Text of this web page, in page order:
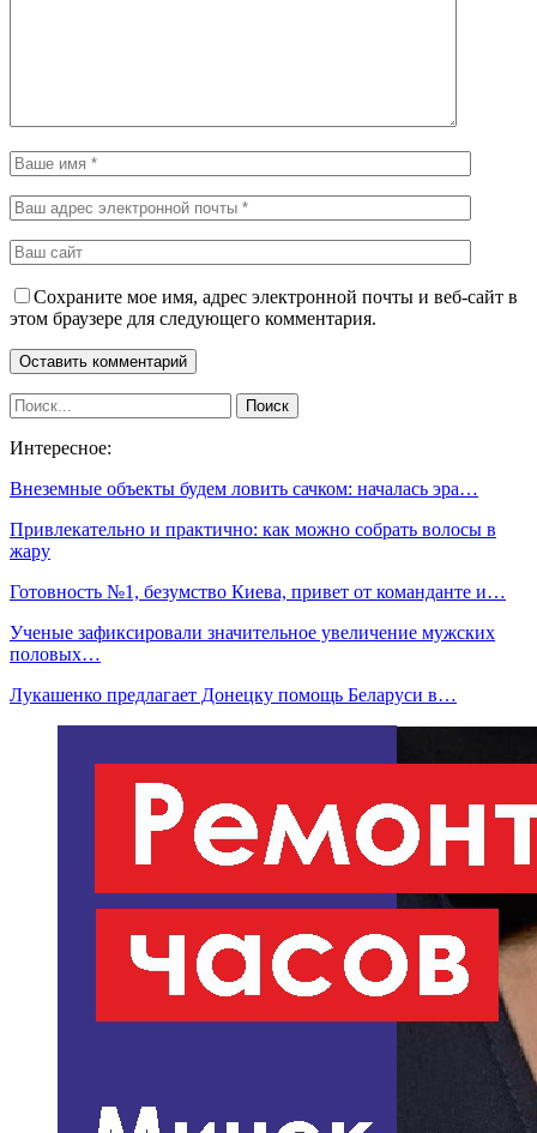
Сохраните мое имя, адрес электронной почты и веб-сайт в
этом браузере для следующего комментария.
Интересное:
Внеземные объекты будем ловить сачком: началась эра…
Привлекательно и практично: как можно собрать волосы в
жару
Готовность №1, безумство Киева, привет от команданте и…
Ученые зафиксировали значительное увеличение мужских
половых…
Лукашенко предлагает Донецку помощь Беларуси в…